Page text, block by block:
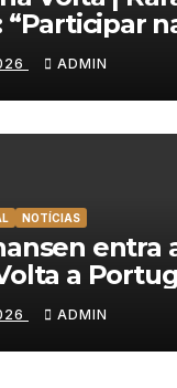
é o sonho de
ADMIN
NOTÍCIAS
entra
a
da
em
ADMIN